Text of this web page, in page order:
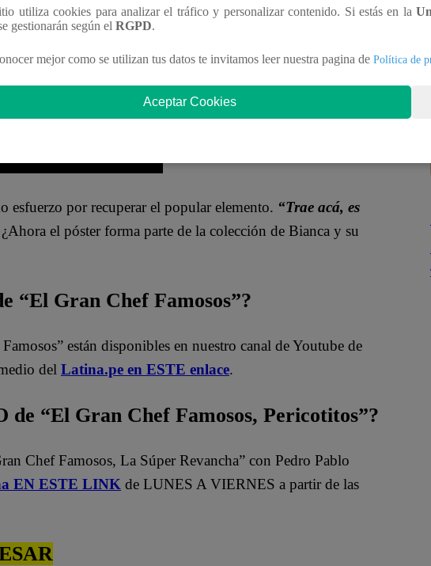
entre risas. Ante la mirada atenta de su mamá Alli,
por recuperar el popular elemento. “Trae acá, es
el póster forma parte de la colección de Bianca y su
“El Gran Chef Famosos”?
están disponibles en nuestro canal de Youtube de
del Latina.pe en ESTE enlace.
“El Gran Chef Famosos, Pericotitos”?
Chef Famosos, La Súper Revancha” con Pedro Pablo
EN ESTE LINK de LUNES A VIERNES a partir de las
utiliza cookies para analizar el tráfico y personalizar contenido. Si estás en la
gestionarán según el RGPD.
mejor como se utilizan tus datos te invitamos leer nuestra pagina de Política de
Aceptar Cookies